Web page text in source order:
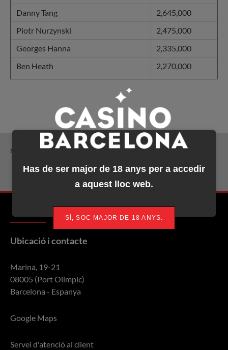
Danny Tang
2,645,000
Piotr Nurzynski
2,475,000
Georges Hanna
2,335,000
Ben Heath
2,270,000
Johan Storakers
1,780,000
Tom Alner
1,775,000
John Juanda
1,040,000
David Petrzelka
325,000
Serhii Holodiuk
ETIQUETES:
EPT Barcelona
Ubicació i contacte
Marina, 19-21
08005 (Port Olímpic)
Barcelona - Espanya
Google Maps
Servei d'atenció al client
Has de ser major de 18 anys per a accedir
a aquest lloc web.
SÍ, SOC MAJOR DE 18 ANYS.